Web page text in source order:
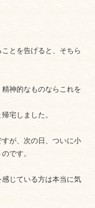
とを告げると、そちら
神的なものならこれを
宅しました。
が、次の日、ついに小
です。
じている方は本当に気